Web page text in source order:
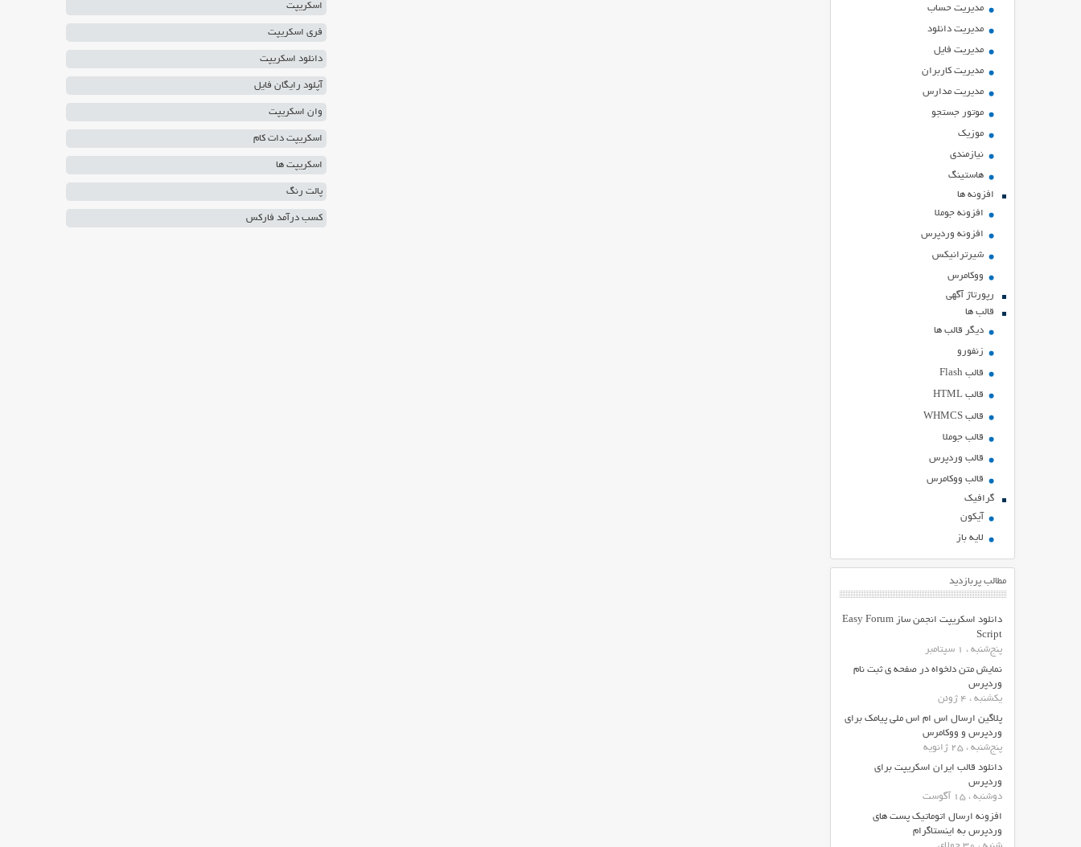
مدیریت حساب
مدیریت دانلود
مدیریت فایل
مدیریت کاربران
مدیریت مدارس
موتور جستجو
موزیک
نیازمندی
هاستينگ
افزونه ها
افزونه جوملا
افزونه وردپرس
شیرترانیکس
ووکامرس
رپورتاژ آگهی
قالب ها
دیگر قالب ها
زنفورو
قالب Flash
قالب HTML
قالب WHMCS
قالب جوملا
قالب وردپرس
قالب ووکامرس
گرافیک
آیکون
لایه باز
مطالب پربازدید
دانلود اسکریپت انجمن ساز Easy Forum
Script
پنج‌شنبه ، 1 سپتامبر
نمایش متن دلخواه در صفحه ی ثبت نام
وردپرس
یکشنبه ، 4 ژوئن
پلاگین ارسال اس ام اس ملی پیامک برای
وردپرس و ووکامرس
پنج‌شنبه ، 25 ژانویه
دانلود قالب ایران اسکریپت برای
وردپرس
دوشنبه ، 15 آگوست
افزونه ارسال اتوماتیک پست های
وردپرس به اینستاگرام
اسکریپت
فری اسکریپت
دانلود اسکریپت
آپلود رایگان فایل
وان اسکریپت
اسکریپت دات کام
اسکریپت ها
پالت رنگ
کسب درآمد فارکس